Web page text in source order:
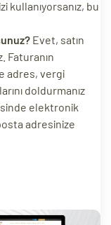
kullanıyorsanız, bu
Evet, satın
Faturanın
adres, vergi
doldurmanız
elektronik
adresinize